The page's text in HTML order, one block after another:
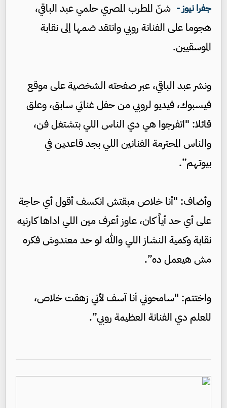
جفرا نيوز - شنّ المطرب المصري حلمي عبد الباقي،
هجوما على الفنانة روبي وانتقد ضمها إلى نقابة
الموسقيين.
ونشر عبد الباقي، عبر صفحته الشخصية على موقع
فيسبوك، فيديو لروبي من حفل غنائي سابق، وعلق
قائلا: "اتفرجوا هي دي الناس اللي بتشتغل فن،
والناس المحترمة الفنانين اللي بجد قاعدين في
بيوتهم”.
وأضاف: "أنا خلاص مبقتش انكسف أقول أي حاجة
على أي حد أياً كان، عاوز أعرف مين اللي اداها كارنيه
نقابة وكمية النشاز اللي والله لو حد معندوش فكره
مش هيعمل ده”.
واختتم: "سامحوني أنا آسف لأني زهقت خلاص،
للعلم دي الفنانة العظيمة روبي”.